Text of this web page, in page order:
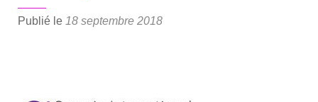
Publié le 18 septembre 2018